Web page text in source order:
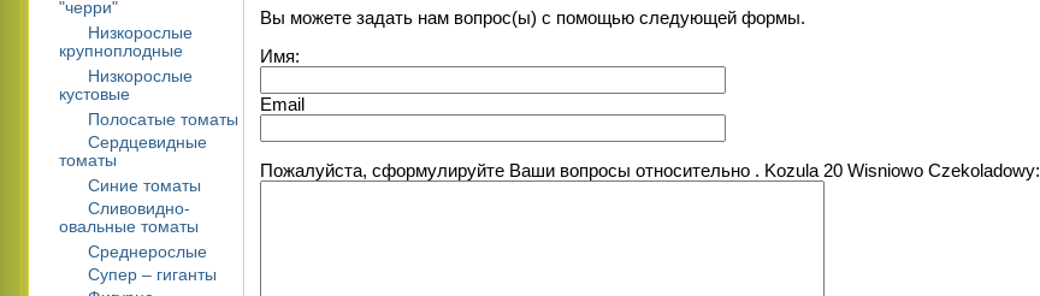
"черри"
Низкорослые
крупноплодные
Низкорослые
кустовые
Полосатые томаты
Сердцевидные
томаты
Синие томаты
Сливовидно-
овальные томаты
Среднерослые
Супер – гиганты
Вы можете задать нам вопрос(ы) с помощью следующей формы.
Имя:
Email
Пожалуйста, сформулируйте Ваши вопросы относительно . Kozula 20 Wisniowo Czekoladowy: